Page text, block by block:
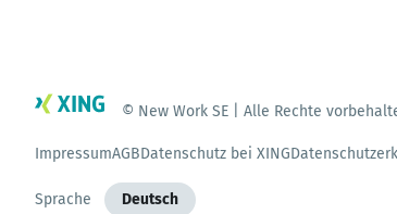
© New Work SE | Alle Rechte
ImpressumAGBDatenschutz bei XING
Sprache Deutsch